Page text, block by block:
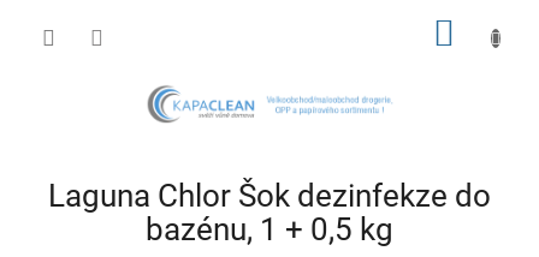
Laguna Chlor Šok dezinfekze do
bazénu, 1 + 0,5 kg